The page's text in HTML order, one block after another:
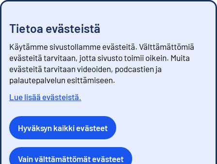
Tietoa evästeistä
Käytämme sivustollamme evästeitä. Välttämättömiä
evästeitä tarvitaan, jotta sivusto toimii oikein. Muita
evästeitä tarvitaan videoiden, podcastien ja
palautepalvelun esittämiseen.
Lue lisää evästeistä.
Hyväksyn kaikki evästeet
Vain välttämättömät evästeet